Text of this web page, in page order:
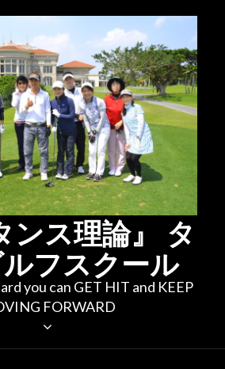
ンス理論』 タ
フスクール
you can GET HIT and KEEP
FORWARD